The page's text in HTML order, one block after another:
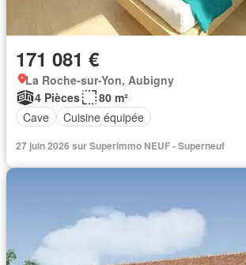
171 081 €
La Roche-sur-Yon, Aubigny
4 Pièces
80 m²
Cave
Cuisine équipée
27 juin 2026 sur Superimmo NEUF - Superneuf